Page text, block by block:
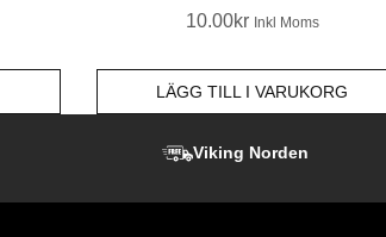
10.00Kr Inkl Moms
LÄGG TILL I VARUKORG
Viking Norden